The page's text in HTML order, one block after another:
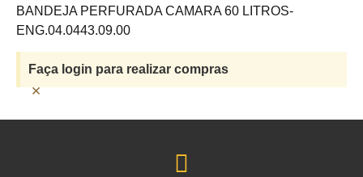
BANDEJA PERFURADA CAMARA 60 LITROS-
ENG.04.0443.09.00
Faça login para realizar compras
×